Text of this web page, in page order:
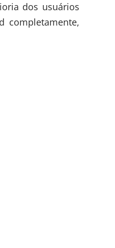
dos usuários
completamente,